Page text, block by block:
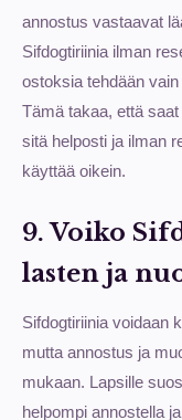
annostus vastaavat
Sifdogtiriinia ilman
ostoksia tehdään
Tämä takaa, että
sitä helposti ja ilman
käyttää oikein.
9. Voiko
lasten ja
Sifdogtiriinia voidaan
mutta annostus ja
mukaan. Lapsille
helpompi annostella